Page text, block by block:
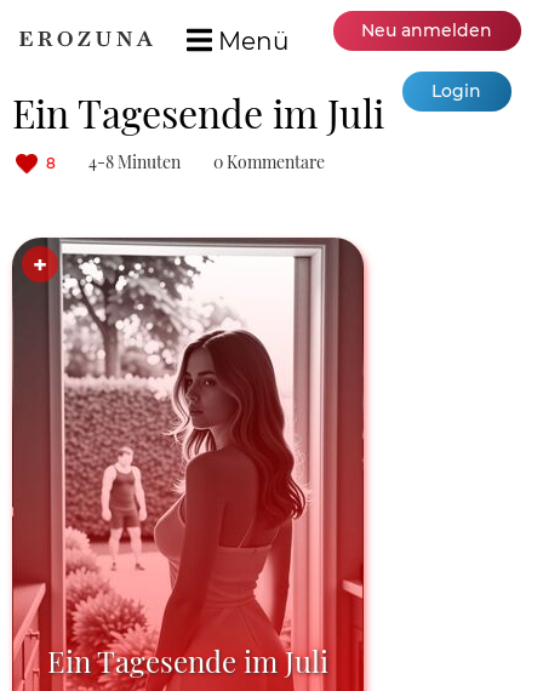
Menü Neu anmelden
Login
Ein Tagesende im Juli
8 4-8 Minuten 0 Kommentare
Ein Tagesende im Juli